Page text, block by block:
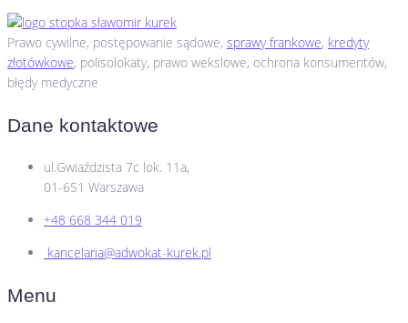
Prawo cywilne​, postępowanie sądowe, sprawy frankowe, kredyty
złotówkowe, polisolokaty, prawo wekslowe, ochrona konsumentów,
błędy medyczne
Dane kontaktowe
ul.Gwiaździsta 7c lok. 11a,
01-651 Warszawa
+48 668 344 019
kancelaria@adwokat-kurek.pl
Menu